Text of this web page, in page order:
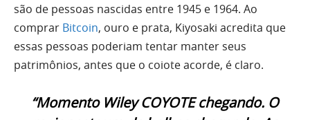
são de pessoas nascidas entre 1945 e 1964. Ao
comprar Bitcoin, ouro e prata, Kiyosaki acredita que
essas pessoas poderiam tentar manter seus
patrimônios, antes que o coiote acorde, é claro.
“Momento Wiley COYOTE chegando. O